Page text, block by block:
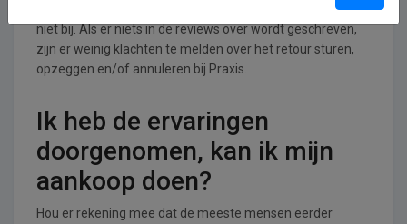
retouren en annuleringen/opzeggingen. Wij houden dat
niet bij. Als er niets in de reviews over wordt geschreven,
zijn er weinig klachten te melden over het retour sturen,
opzeggen en/of annuleren bij Praxis.
Ik heb de ervaringen
doorgenomen, kan ik mijn
aankoop doen?
Hou er rekening mee dat de meeste mensen eerder